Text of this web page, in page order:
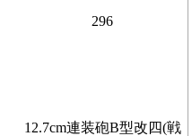
296
12.7cm連装砲B型改四(戦